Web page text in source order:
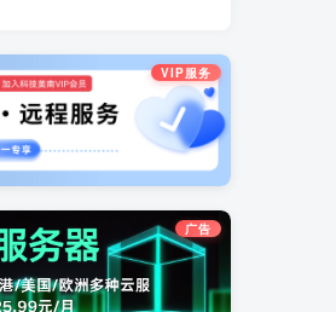
VIP服务
广告